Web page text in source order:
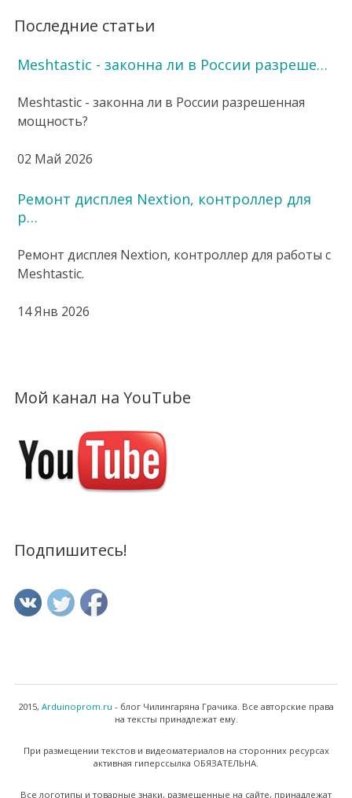
Последние статьи
Meshtastic - законна ли в России разреше…
Meshtastic - законна ли в России разрешенная
мощность?
02 Май 2026
Ремонт дисплея Nextion, контроллер для
р…
Ремонт дисплея Nextion, контроллер для работы с
Meshtastic.
14 Янв 2026
Мой канал на YouTube
Подпишитесь!
2015, Arduinoprom.ru - блог Чилингаряна Грачика. Все авторские права
на тексты принадлежат ему.
При размещении текстов и видеоматериалов на сторонних ресурсах
активная гиперссылка ОБЯЗАТЕЛЬНА.
Все логотипы и товарные знаки, размещенные на сайте, принадлежат